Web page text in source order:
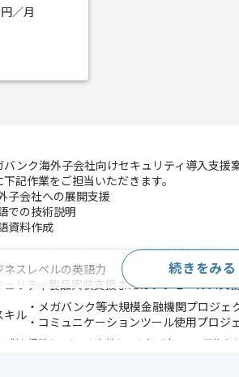
円／月
バンク海外子会社向けセキュリティ導入支援
下記作業をご担当いただきます。
子会社への展開支援
での技術説明
資料作成
ネスレベルの英語力
ュリティ製品実装支援またはプレセールス実
キル
・メガバンク等大規模金融機関プロジェ
・コミュニケーションツール使用プロジ
続きをみる